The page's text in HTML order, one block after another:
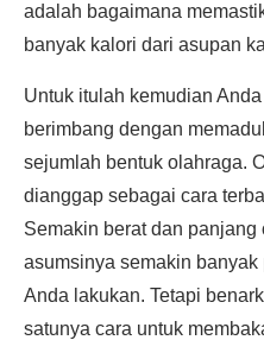
adalah bagaimana
banyak kalori dari asupan
Untuk itulah kemudian
berimbang dengan
sejumlah bentuk olahraga.
dianggap sebagai cara
Semakin berat dan
asumsinya semakin
Anda lakukan. Tetapi
satunya cara untuk